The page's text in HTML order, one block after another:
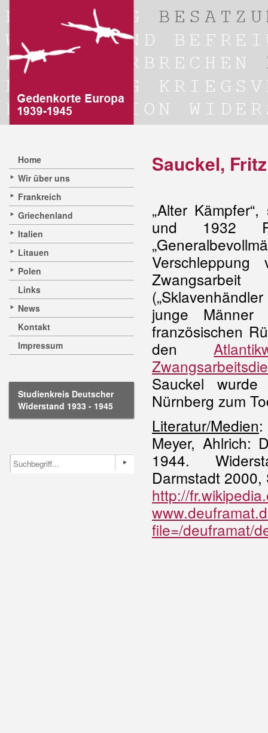
Home
Wir über uns
Frankreich
Griechenland
Italien
Litauen
Polen
Links
News
Kontakt
Impressum
Studienkreis Deutscher
Widerstand 1933 - 1945
Sauckel,
„Alter
und 1932
junge
französischen
den
Sauckel
Nürnberg zum
Literatur/Medien:
Meyer, Ahlrich:
1944.
Darmstadt
http://
file=/deuframat/